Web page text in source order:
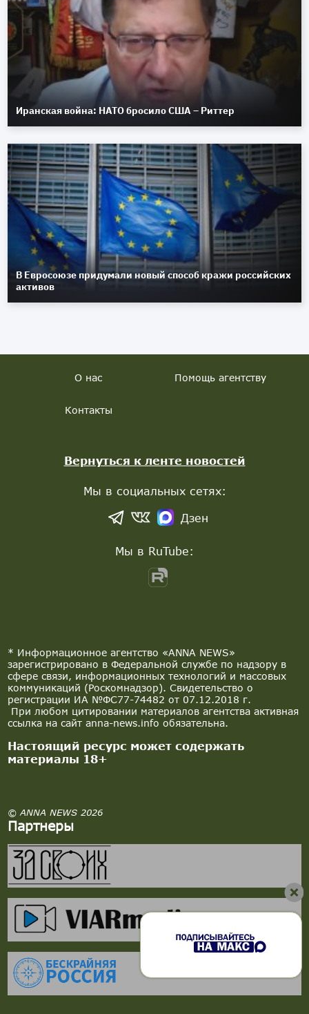
Иранская война: НАТО бросило США – Риттер
В Евросоюзе придумали новый способ кражи российских
активов
* Информационное агентство «ANNA NEWS»
зарегистрировано в Федеральной службе по надзору в
сфере связи, информационных технологий и массовых
коммуникаций (Роскомнадзор). Свидетельство о
регистрации ИА №ФС77-74482 от 07.12.2018 г.
При любом цитировании материалов агентства активная
ссылка на сайт anna-news.info обязательна.
Настоящий ресурс может содержать
материалы 18+
© ANNA NEWS 2026
Партнеры
О нас Помощь агентству
Контакты
Вернуться к ленте новостей
Мы в социальных сетях:
Дзен
Мы в RuTube: